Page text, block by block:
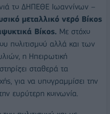
το ΔΗΠΕΘΕ Ιωαννίνων –
μεταλλικό νερό Βίκος
Βίκος. Με στόχο
πολιτισμού αλλά και των
η Ηπειρωτική
σταθερά τα
για να υπογραμμίσει την
ευρύτερη κοινωνία.